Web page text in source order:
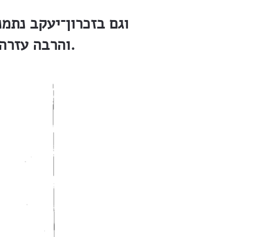
וגם בזכרון־יעקב
והרבה עזרה וסיעה ועדה זו, והרבה הרוחה הביאה בימים הקשים והמרים ההם.